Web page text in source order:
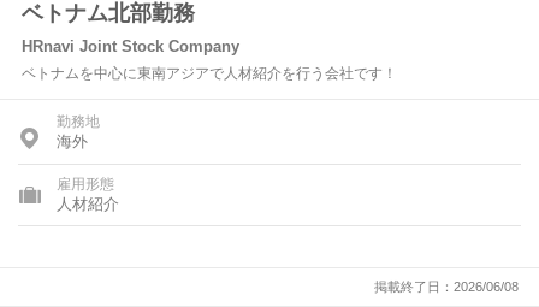
ベトナム北部勤務
HRnavi Joint Stock Company
ベトナムを中心に東南アジアで人材紹介を行う会社です！
勤務地
海外
雇用形態
人材紹介
掲載終了日：2026/06/08